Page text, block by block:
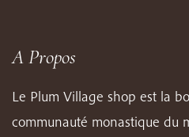
A Propos
Le Plum Village shop est la
communauté monastique du